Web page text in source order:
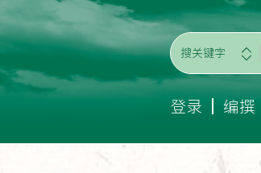
搜关键字
登录 编撰